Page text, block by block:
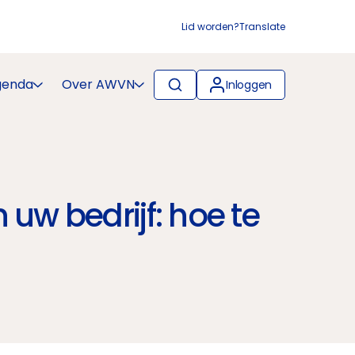
Lid worden?Translate
Over AWVN Inloggen
bedrijf: hoe te